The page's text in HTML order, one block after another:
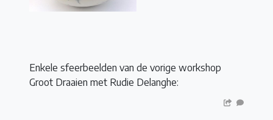
Enkele sfeerbeelden van de vorige workshop
Groot Draaien met Rudie Delanghe: